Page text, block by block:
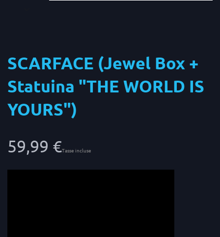
SCARFACE (Jewel Box +
Statuina "THE WORLD IS
YOURS")
59,99 €Tasse incluse